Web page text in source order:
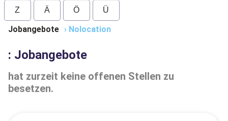
Z Ä Ö Ü
Jobangebote › Nolocation
: Jobangebote
hat zurzeit keine offenen Stellen zu
besetzen.